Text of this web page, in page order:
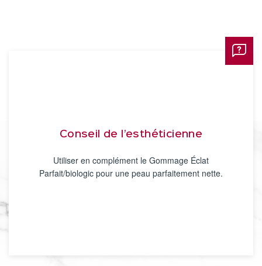
Conseil de l’esthéticienne
Utiliser en complément le Gommage Éclat
Parfait/biologic pour une peau parfaitement nette.